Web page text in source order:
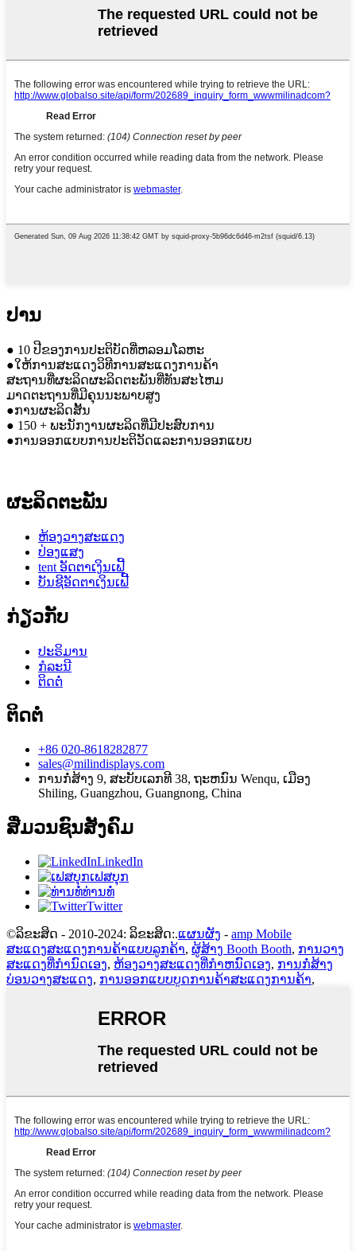
ປານ
● 10 ປີຂອງການປະຕິບັດທີ່ຫລອມໂລຫະ
●ໃຫ້ການສະແດງວິທີການສະແດງການຄ້າ
ສະຖານທີ່ຜະລິດຜະລິດຕະພັນທີ່ທັນສະໄຫມ
ມາດຕະຖານທີ່ມີຄຸນນະພາບສູງ
●ການຜະລິດສັ້ນ
● 150 + ພະນັກງານຜະລິດທີ່ມີປະສົບການ
●ການອອກແບບການປະຕິວັດແລະການອອກແບບ
ຜະລິດຕະພັນ
ຫ້ອງວາງສະແດງ
ປ່ອງແສງ
tent ອັດຕາເງິນເຟີ້
ບັນຊີອັດຕາເງິນເຟີ້
ກ່ຽວກັບ
ປະຣິມານ
ກໍລະນີ
ຕິດຕໍ່
ຕິດຕໍ່
+86 020-8618282877
sales@milindisplays.com
ການກໍ່ສ້າງ 9, ສະບັບເລກທີ 38, ຖະຫນົນ Wenqu, ເມືອງ
Shiling, Guangzhou, Guangnong, China
ສື່ມວນຊົນສັງຄົມ
LinkedIn
ເຟສບຸກ
ທ່ານທໍ່
Twitter
©ລິຂະສິດ - 2010-2024: ລິຂະສິດ:.ແຜນຜັງ - amp Mobile
ສະແດງສະແດງການຄ້າແບບລູກຄ້າ, ຜູ້ສ້າງ Booth Booth, ການວາງ
ສະແດງທີ່ກໍານົດເອງ, ຫ້ອງວາງສະແດງທີ່ກໍາຫນົດເອງ, ການກໍ່ສ້າງ
ບ່ອນວາງສະແດງ, ການອອກແບບບູດການຄ້າສະແດງການຄ້າ,